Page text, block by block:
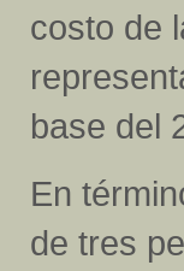
costo de
base del
En
de tres